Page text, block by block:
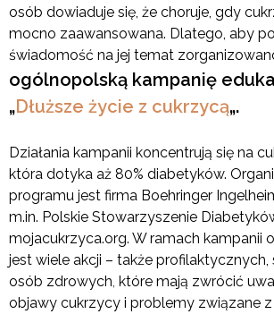
osób dowiaduje się, że choruje, gdy
mocno zaawansowana. Dlatego, aby
świadomość na jej temat
ogólnopolską kampanię
„Dłuższe życie z cukrzycą„.
Działania kampanii koncentrują się na
która dotyka aż 80% diabetyków.
programu jest firma Boehringer
m.in. Polskie Stowarzyszenie
mojacukrzyca.org. W ramach kampanii
jest wiele akcji – także profilaktycznych,
osób zdrowych, które mają zwrócić
objawy cukrzycy i problemy związane